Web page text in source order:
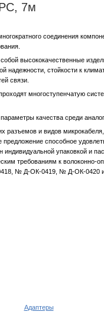
7м
соединения
высококачественные
надежности, стойкости к
связи.
многоступенчатую
качества среди
разъемов и видов
предложение способное
упаковкой и
требованиям к
№ Д-ОК-0419, № Д-ОК-0420
Адаптеры